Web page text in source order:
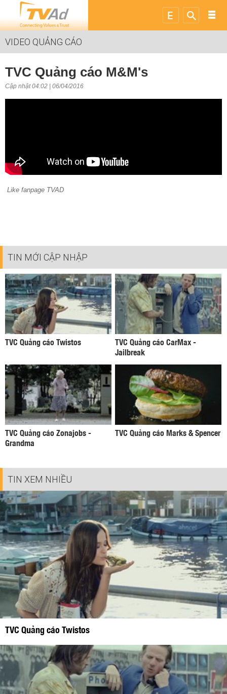
VIDEO QUẢNG CÁO
TVC Quảng cáo M&M's
Cập nhật 04:02 | 06/04/2016
Like fanpage TVAD
TIN MỚI CẬP NHẬP
TVC Quảng cáo Twistos
TVC Quảng cáo CarMax -
Jailbreak
TVC Quảng cáo Zonajobs -
Grandma
TVC Quảng cáo Marks & Spencer
TIN XEM NHIỀU
TVC Quảng cáo Twistos